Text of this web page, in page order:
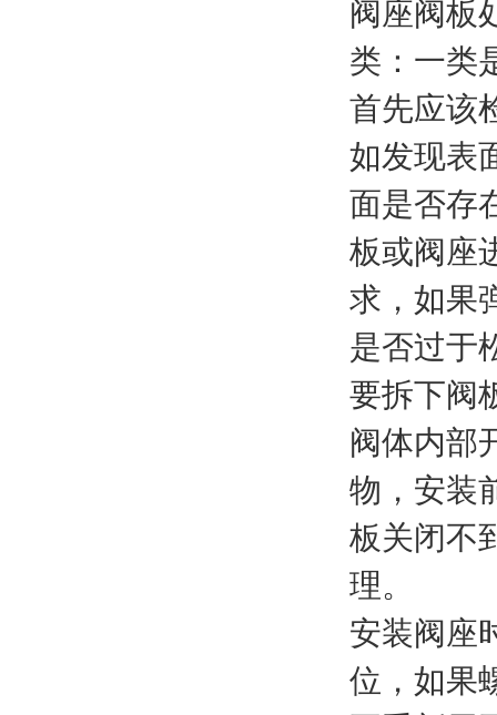
阀座阀板
类：一类
首先应该
如发现表
面是否存
板或阀座
求，如果
是否过于
要拆下阀
阀体内部
物，安装
板关闭不
理。
安装阀座
位，如果